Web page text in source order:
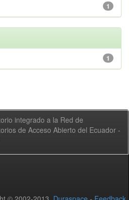
1
1
integrado a la Red de
de Acceso Abierto del Ecuador -